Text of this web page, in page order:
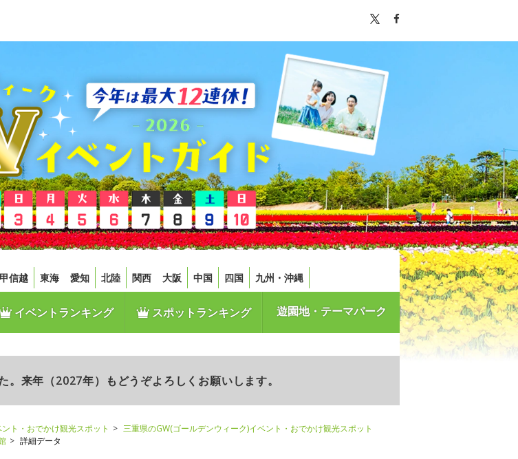
甲信越 東海 愛知 北陸 関西 大阪 中国 四国 九州・沖縄
イベントランキング スポットランキング 遊園地・テーマパーク
来年（2027年）もどうぞよろしくお願いします。
ト・おでかけ観光スポット
三重県のGW(ゴールデンウィーク)イベント・おでかけ観光スポット
詳細データ